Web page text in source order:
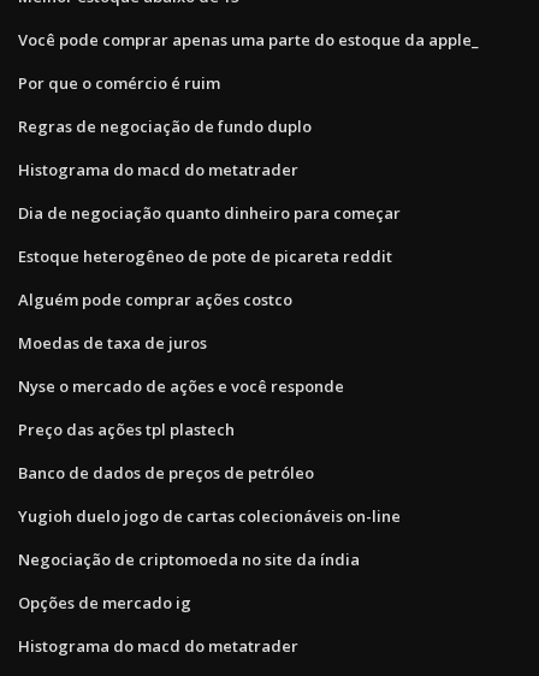
Você pode comprar apenas uma parte do estoque da apple_
Por que o comércio é ruim
Regras de negociação de fundo duplo
Histograma do macd do metatrader
Dia de negociação quanto dinheiro para começar
Estoque heterogêneo de pote de picareta reddit
Alguém pode comprar ações costco
Moedas de taxa de juros
Nyse o mercado de ações e você responde
Preço das ações tpl plastech
Banco de dados de preços de petróleo
Yugioh duelo jogo de cartas colecionáveis ​​on-line
Negociação de criptomoeda no site da índia
Opções de mercado ig
Histograma do macd do metatrader